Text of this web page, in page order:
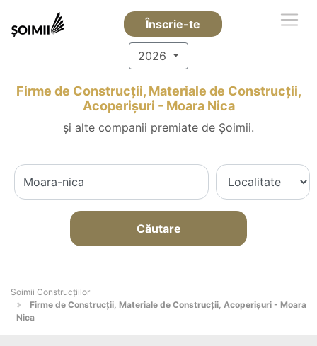
Înscrie-te
2026
Firme de Construcții, Materiale de Construcții,
Acoperișuri - Moara Nica
și alte companii premiate de Șoimii.
Căutare
Șoimii Construcțiilor
Firme de Construcții, Materiale de Construcții, Acoperișuri - Moara
Nica